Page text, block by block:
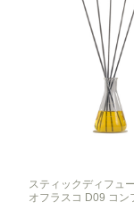
スティックディフュ
オフラスコ D09 コン